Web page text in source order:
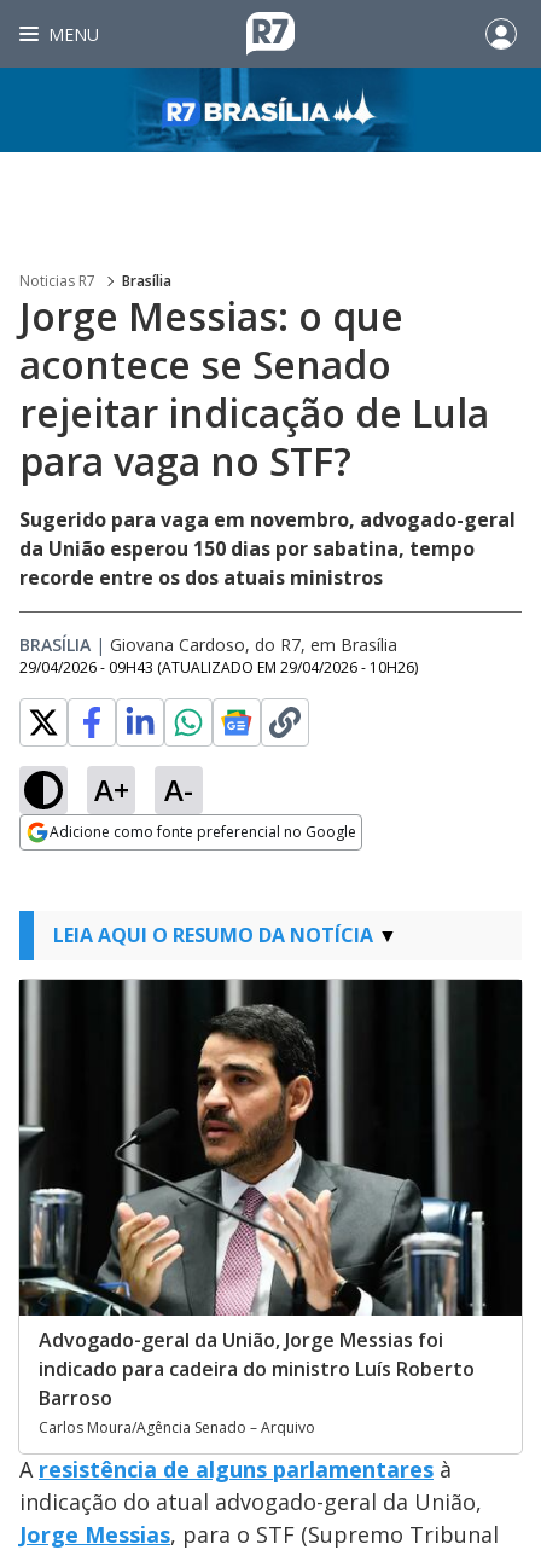
MENU
Noticias R7 Brasília
Jorge Messias: o que
acontece se Senado
rejeitar indicação de Lula
para vaga no STF?
Sugerido para vaga em novembro, advogado-geral
da União esperou 150 dias por sabatina, tempo
recorde entre os dos atuais ministros
BRASÍLIA | Giovana Cardoso, do R7, em Brasília
29/04/2026 - 09H43 (ATUALIZADO EM 29/04/2026 - 10H26)
A+ A-
Adicione como fonte preferencial no Google
LEIA AQUI O RESUMO DA NOTÍCIA
Advogado-geral da União, Jorge Messias foi
indicado para cadeira do ministro Luís Roberto
Barroso
Carlos Moura/Agência Senado – Arquivo
A resistência de alguns parlamentares à
indicação do atual advogado-geral da União,
Jorge Messias, para o STF (Supremo Tribunal